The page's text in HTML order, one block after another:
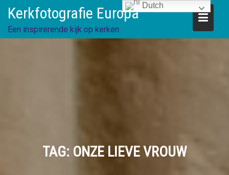
content
Kerkfotografie Europa
Een inspirerende kijk op kerken
TAG: ONZE LIEVE VROUW
Dutch